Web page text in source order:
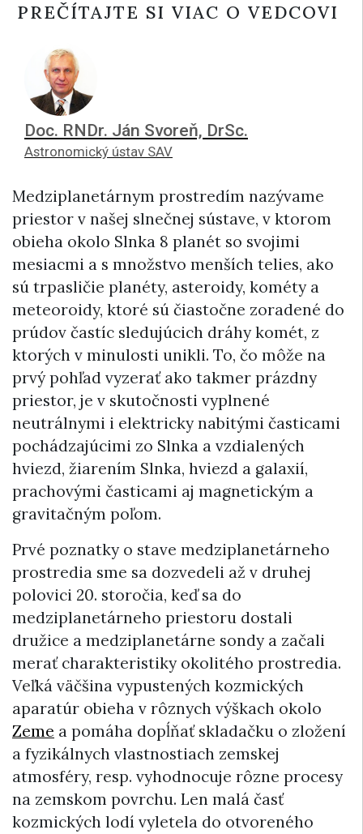
PREČÍTAJTE SI VIAC O VEDCOVI
Doc. RNDr. Ján Svoreň, DrSc.
Astronomický ústav SAV
Medziplanetárnym prostredím nazývame
priestor v našej slnečnej sústave, v ktorom
obieha okolo Slnka 8 planét so svojimi
mesiacmi a s množstvo menších telies, ako
sú trpasličie planéty, asteroidy, kométy a
meteoroidy, ktoré sú čiastočne zoradené do
prúdov častíc sledujúcich dráhy komét, z
ktorých v minulosti unikli. To, čo môže na
prvý pohľad vyzerať ako takmer prázdny
priestor, je v skutočnosti vyplnené
neutrálnymi i elektricky nabitými časticami
pochádzajúcimi zo Slnka a vzdialených
hviezd, žiarením Slnka, hviezd a galaxií,
prachovými časticami aj magnetickým a
gravitačným poľom.
Prvé poznatky o stave medziplanetárneho
prostredia sme sa dozvedeli až v druhej
polovici 20. storočia, keď sa do
medziplanetárneho priestoru dostali
družice a medziplanetárne sondy a začali
merať charakteristiky okolitého prostredia.
Veľká väčšina vypustených kozmických
aparatúr obieha v rôznych výškach okolo
Zeme a pomáha dopĺňať skladačku o zložení
a fyzikálnych vlastnostiach zemskej
atmosféry, resp. vyhodnocuje rôzne procesy
na zemskom povrchu. Len malá časť
kozmických lodí vyletela do otvoreného